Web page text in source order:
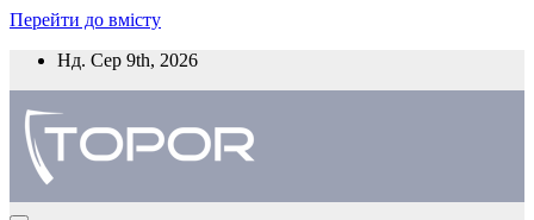
Перейти до вмісту
Нд. Сер 9th, 2026